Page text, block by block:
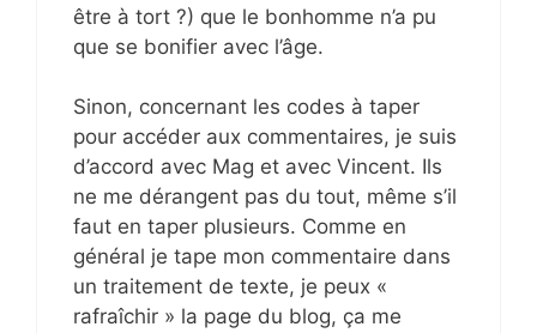
être à tort ?) que le bonhomme n’a pu
que se bonifier avec l’âge.
Sinon, concernant les codes à taper
pour accéder aux commentaires, je suis
d’accord avec Mag et avec Vincent. Ils
ne me dérangent pas du tout, même s’il
faut en taper plusieurs. Comme en
général je tape mon commentaire dans
un traitement de texte, je peux «
rafraîchir » la page du blog, ça me